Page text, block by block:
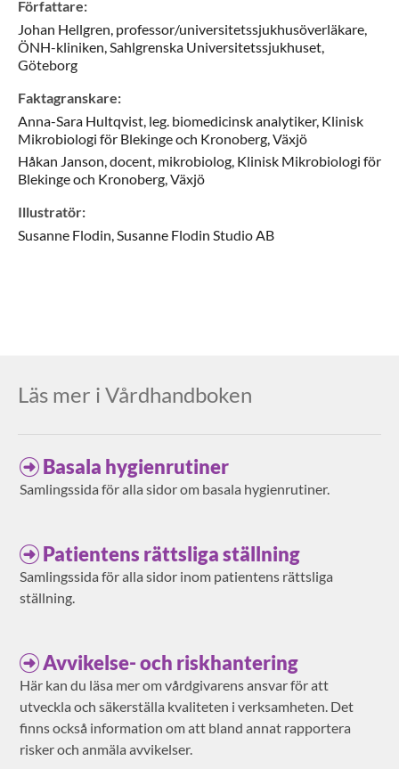
Författare:
Johan Hellgren, professor/universitetssjukhusöverläkare,
ÖNH-kliniken, Sahlgrenska Universitetssjukhuset,
Göteborg
Faktagranskare:
Anna-Sara Hultqvist, leg. biomedicinsk analytiker, Klinisk
Mikrobiologi för Blekinge och Kronoberg, Växjö
Håkan Janson, docent, mikrobiolog, Klinisk Mikrobiologi för
Blekinge och Kronoberg, Växjö
Illustratör:
Susanne Flodin, Susanne Flodin Studio AB
Läs mer i Vårdhandboken
Basala hygienrutiner
Samlingssida för alla sidor om basala hygienrutiner.
Patientens rättsliga ställning
Samlingssida för alla sidor inom patientens rättsliga
ställning.
Avvikelse- och riskhantering
Här kan du läsa mer om vårdgivarens ansvar för att
utveckla och säkerställa kvaliteten i verksamheten. Det
finns också information om att bland annat rapportera
risker och anmäla avvikelser.